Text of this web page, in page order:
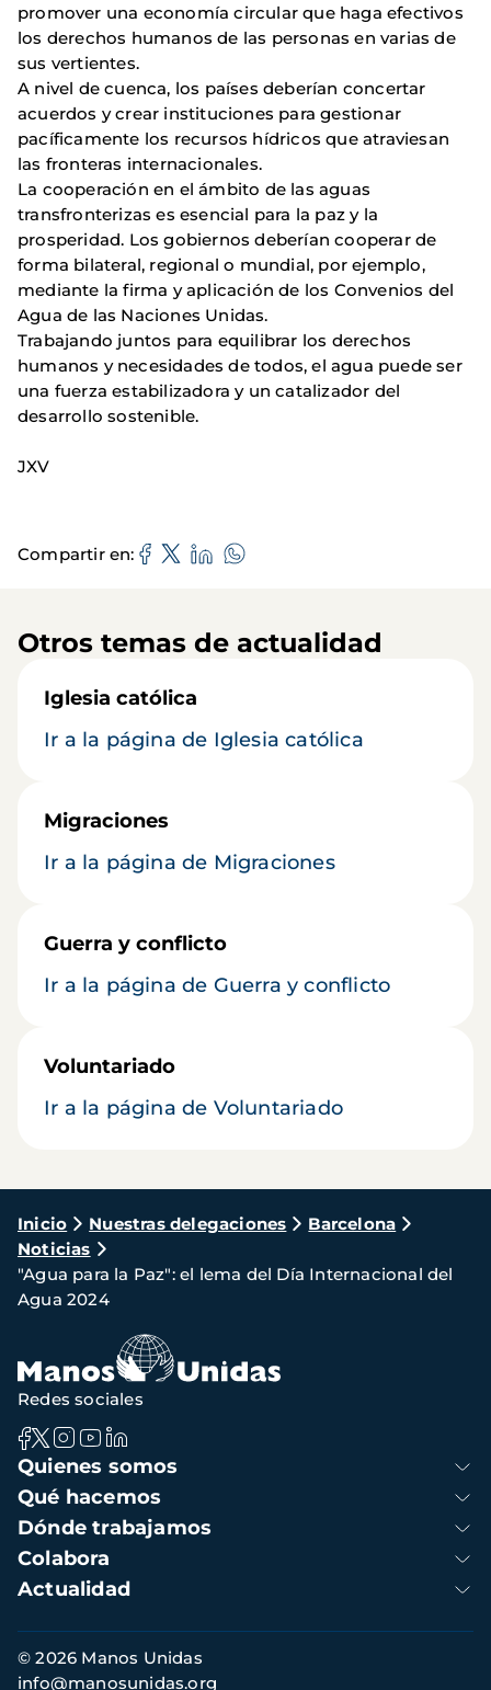
promover una economía circular que haga efectivos
los derechos humanos de las personas en varias de
sus vertientes.
A nivel de cuenca, los países deberían concertar
acuerdos y crear instituciones para gestionar
pacíficamente los recursos hídricos que atraviesan
las fronteras internacionales.
La cooperación en el ámbito de las aguas
transfronterizas es esencial para la paz y la
prosperidad. Los gobiernos deberían cooperar de
forma bilateral, regional o mundial, por ejemplo,
mediante la firma y aplicación de los Convenios del
Agua de las Naciones Unidas.
Trabajando juntos para equilibrar los derechos
humanos y necesidades de todos, el agua puede ser
una fuerza estabilizadora y un catalizador del
desarrollo sostenible.
JXV
Compartir en
Otros temas de actualidad
Iglesia católica
Ir a la página de Iglesia católica
Migraciones
Ir a la página de Migraciones
Guerra y conflicto
Ir a la página de Guerra y conflicto
Voluntariado
Ir a la página de Voluntariado
Ruta
de
navegación
Inicio Nuestras delegaciones
Barcelona
Noticias
"Agua para la Paz": el lema del Día Internacional del
Agua 2024
Navegación
principal
Quienes somos
Qué hacemos
Dónde trabajamos
Colabora
Actualidad
Redes sociales
Información
de
© 2026 Manos Unidas
info@manosunidas.org